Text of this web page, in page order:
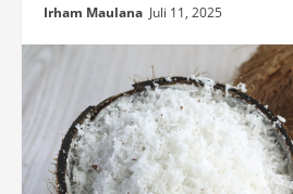
Irham Maulana Juli 11, 2025